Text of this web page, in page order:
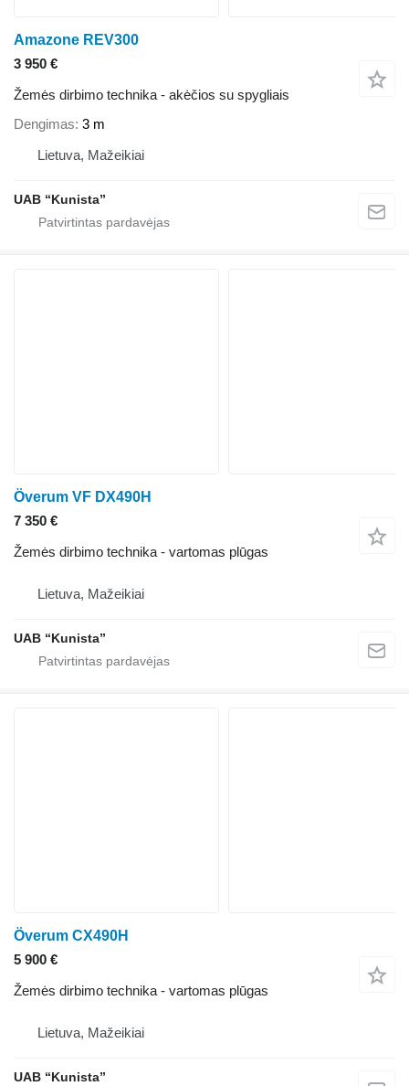
Amazone REV300
3 950 €
Žemės dirbimo technika - akėčios su spygliais
Dengimas 3 m
Lietuva, Mažeikiai
UAB “Kunista”
Överum VF DX490H
7 350 €
Žemės dirbimo technika - vartomas plūgas
Lietuva, Mažeikiai
UAB “Kunista”
Överum CX490H
5 900 €
Žemės dirbimo technika - vartomas plūgas
Lietuva, Mažeikiai
UAB “Kunista”